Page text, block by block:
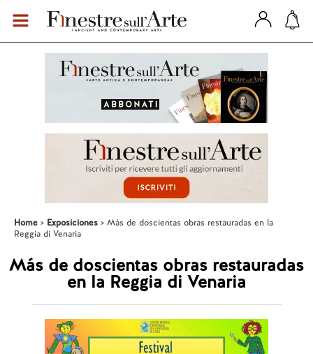
Home Exposiciones
Más de doscientas obras restauradas en la
Reggia di Venaria
Más de doscientas obras restauradas
en la Reggia di Venaria